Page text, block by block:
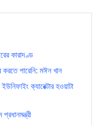
কারাদণ্ড
করতে পারেনি: মঈন খান
ক‍্যারেক্টার হওয়াটা